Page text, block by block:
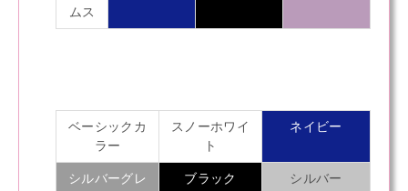
ムス
ベーシックカ
ラー
スノーホワイ
ト
ネイビー
シルバーグレ
ブラック シルバー